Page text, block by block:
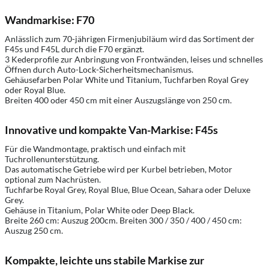
Wandmarkise: F70
Anlässlich zum 70-jährigen Firmenjubiläum wird das Sortiment der
F45s und F45L durch die F70 ergänzt.
3 Kederprofile zur Anbringung von Frontwänden, leises und schnelles
Öffnen durch Auto-Lock-Sicherheitsmechanismus.
Gehäusefarben Polar White und Titanium, Tuchfarben Royal Grey
oder Royal Blue.
Breiten 400 oder 450 cm mit einer Auszugslänge von 250 cm.
Innovative und kompakte Van-Markise: F45s
Für die Wandmontage, praktisch und einfach mit
Tuchrollenunterstützung.
Das automatische Getriebe wird per Kurbel betrieben, Motor
optional zum Nachrüsten.
Tuchfarbe Royal Grey, Royal Blue, Blue Ocean, Sahara oder Deluxe
Grey.
Gehäuse in Titanium, Polar White oder Deep Black.
Breite 260 cm: Auszug 200cm. Breiten 300 / 350 / 400 / 450 cm:
Auszug 250 cm.
Kompakte, leichte uns stabile Markise zur